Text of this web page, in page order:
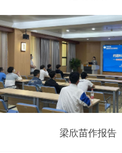
梁欣苗作报告